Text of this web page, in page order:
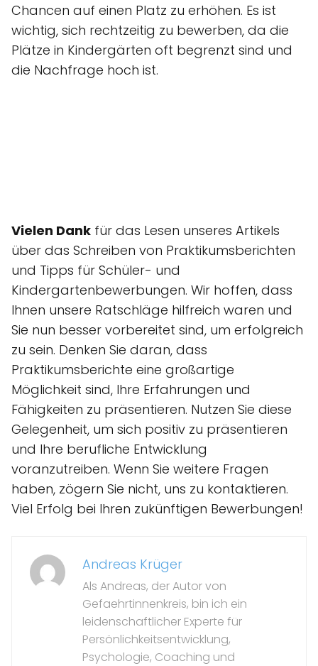
Chancen auf einen Platz zu erhöhen. Es ist
wichtig, sich rechtzeitig zu bewerben, da die
Plätze in Kindergärten oft begrenzt sind und
die Nachfrage hoch ist.
Vielen Dank für das Lesen unseres Artikels
über das Schreiben von Praktikumsberichten
und Tipps für Schüler- und
Kindergartenbewerbungen. Wir hoffen, dass
Ihnen unsere Ratschläge hilfreich waren und
Sie nun besser vorbereitet sind, um erfolgreich
zu sein. Denken Sie daran, dass
Praktikumsberichte eine großartige
Möglichkeit sind, Ihre Erfahrungen und
Fähigkeiten zu präsentieren. Nutzen Sie diese
Gelegenheit, um sich positiv zu präsentieren
und Ihre berufliche Entwicklung
voranzutreiben. Wenn Sie weitere Fragen
haben, zögern Sie nicht, uns zu kontaktieren.
Viel Erfolg bei Ihren zukünftigen Bewerbungen!
Andreas Krüger
Als Andreas, der Autor von
Gefaehrtinnenkreis, bin ich ein
leidenschaftlicher Experte für
Persönlichkeitsentwicklung,
Psychologie, Coaching und